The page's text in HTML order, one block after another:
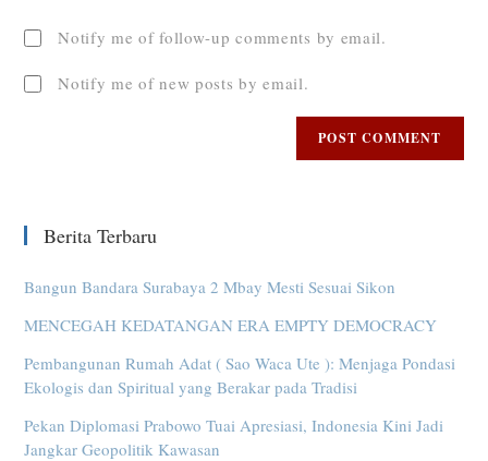
Notify me of follow-up comments by email.
Notify me of new posts by email.
Berita Terbaru
Bangun Bandara Surabaya 2 Mbay Mesti Sesuai Sikon
MENCEGAH KEDATANGAN ERA EMPTY DEMOCRACY
Pembangunan Rumah Adat ( Sao Waca Ute ): Menjaga Pondasi
Ekologis dan Spiritual yang Berakar pada Tradisi
Pekan Diplomasi Prabowo Tuai Apresiasi, Indonesia Kini Jadi
Jangkar Geopolitik Kawasan